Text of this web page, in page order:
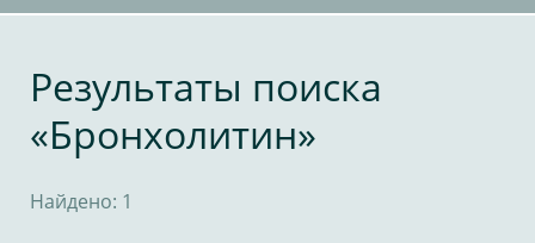
Результаты поиска
«Бронхолитин»
Найдено: 1